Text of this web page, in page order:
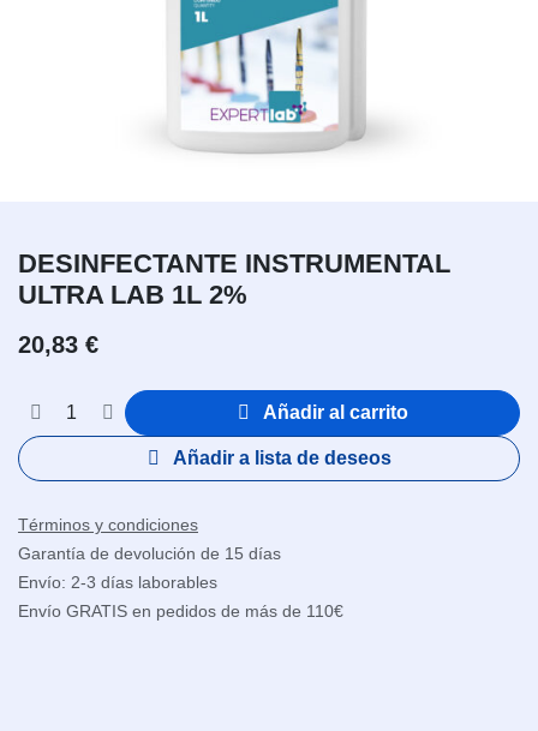
DESINFECTANTE INSTRUMENTAL
ULTRA LAB 1L 2%
20,83 €
Añadir al carrito
Añadir a lista de deseos
Términos y condiciones
Garantía de devolución de 15 días
Envío: 2-3 días laborables
Envío GRATIS en pedidos de más de 110€